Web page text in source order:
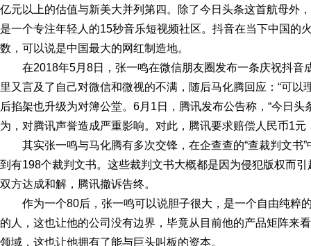
亿元以上的估值与新美大并列第四。除了今日头条这首航母外
是一个专注年轻人的15秒音乐短视频社区。抖音在当下中国的
数，可以说是中国最大的网红制造地。
在2018年5月8日，张一鸣在微信朋友圈发布一条庆祝抖
里又言及了自己对微信和微视的不满，随后马化腾回应：“可以
后掐架也升级为对簿公堂。6月1日，腾讯发布公告称，“今日头
为，对腾讯声誉造成严重影响。对此，腾讯要求赔偿人民币1
其实张一鸣与马化腾有多次交锋，在企查查的“查裁判文书”
到有198个裁判文书。这些裁判文书大概都是因为侵犯版权而
双方达成和解，腾讯撤诉告终。
作为一个80后，张一鸣可以说胆子很大，是一个自由纯粹
的人，这也让他的公司没有边界，毕竟从目前他的产品矩阵来
领域，这也让他拥有了能与巨头叫板的资本。